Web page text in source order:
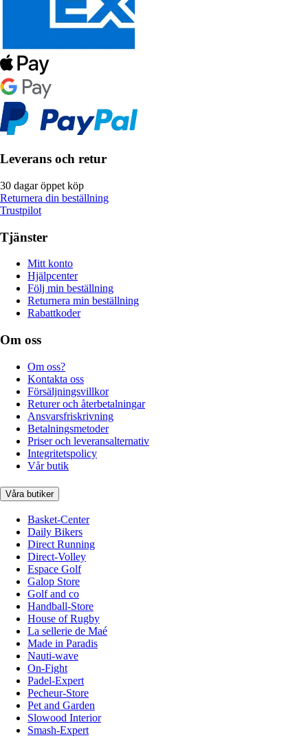
Leverans och retur
30 dagar öppet köp
Returnera din beställning
Trustpilot
Tjänster
Mitt konto
Hjälpcenter
Följ min beställning
Returnera min beställning
Rabattkoder
Om oss
Om oss?
Kontakta oss
Försäljningsvillkor
Returer och återbetalningar
Ansvarsfriskrivning
Betalningsmetoder
Priser och leveransalternativ
Integritetspolicy
Vår butik
Våra butiker
Basket-Center
Daily Bikers
Direct Running
Direct-Volley
Espace Golf
Galop Store
Golf and co
Handball-Store
House of Rugby
La sellerie de Maé
Made in Paradis
Nauti-wave
On-Fight
Padel-Expert
Pecheur-Store
Pet and Garden
Slowood Interior
Smash-Expert